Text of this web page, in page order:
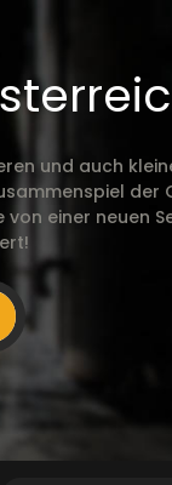
und auch
einer neuen